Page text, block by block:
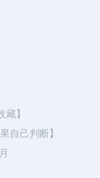
】
自己判断】